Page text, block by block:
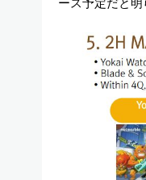
ース予定だと